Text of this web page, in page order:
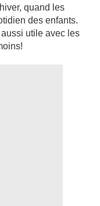
quand les
des enfants.
utile avec les